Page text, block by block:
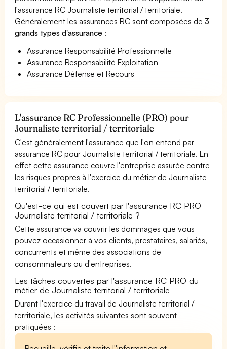
l'assurance RC Journaliste territorial / territoriale.
Généralement les assurances RC sont composées de3
grands types d'assurance :
Assurance Responsabilité Professionnelle
Assurance Responsabilité Exploitation
Assurance Défense et Recours
L'assurance RC Professionnelle (PRO) pour
Journaliste territorial / territoriale
C'est généralement l'assurance que l'on entend par
assurance RC pour Journaliste territorial / territoriale. En
effet cette assurance couvre l'entreprise assurée contre
les risques propres à l'exercice du métier de Journaliste
territorial / territoriale.
Qu'est-ce qui est couvert par l'assurance RC PRO
Journaliste territorial / territoriale ?
Cette assurance va couvrir les dommages que vous
pouvez occasionner à vos clients, prestataires, salariés,
concurrents et même des associations de
consommateurs ou d'entreprises.
Les tâches couvertes par l'assurance RC PRO du
métier de Journaliste territorial / territoriale
Durant l'exercice du travail de Journaliste territorial /
territoriale, les activités suivantes sont souvent
pratiquées :